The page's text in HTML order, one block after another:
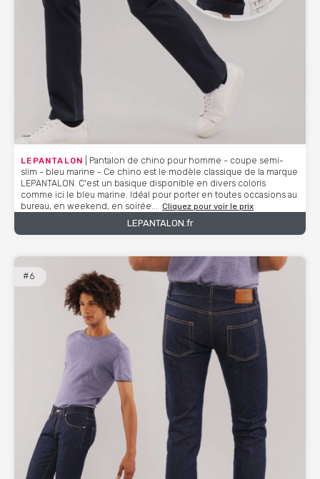
LEPANTALON | Pantalon de chino pour homme - coupe semi-
slim - bleu marine - Ce chino est le modèle classique de la marque
LEPANTALON. C'est un basique disponible en divers coloris
comme ici le bleu marine. Idéal pour porter en toutes occasions au
bureau, en weekend, en soirée... Cliquez pour voir le prix
LEPANTALON.fr
#6